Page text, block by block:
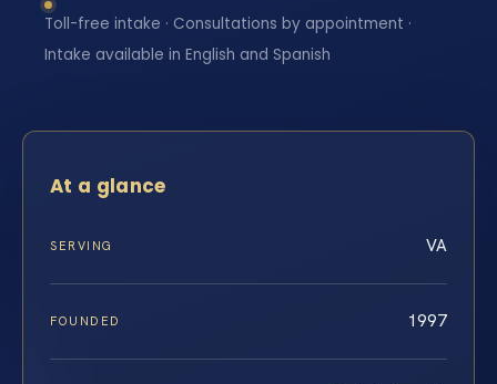
Toll-free intake · Consultations by appointment ·
Intake available in English and Spanish
At a glance
SERVING VA
FOUNDED 1997